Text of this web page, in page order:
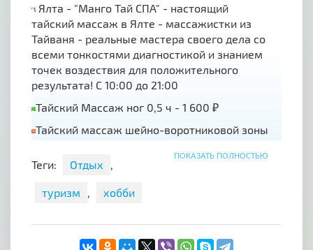
Ялта - "Манго Тай СПА" - настоящий
тайский массаж в Ялте - массажистки из
Тайваня - реальные мастера своего дела со
всеми тонкостями диагностикой и знанием
точек воздествия для положительного
результата! С 10:00 до 21:00
Тайский Массаж ног 0,5 ч - 1 600 ₽
Тайский массаж шейно-воротниковой зоны
Тайский массаж спины 0,5 ч - 1 800 ₽
Традиционный тайский массаж 1 ч - 2 600 ₽
лечебных функций: расслабляющего массажа
и ароматерапии
ПОКАЗАТЬ ПОЛНОСТЬЮ
Теги: Отдых ,
туризм , хобби